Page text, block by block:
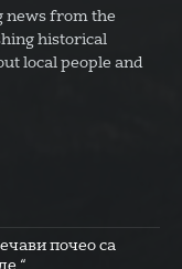
news from the
historical
local people and
почео са
“